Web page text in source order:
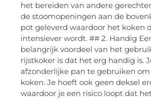
het bereiden van andere
de stoomopeningen aan de
pot geleverd waardoor het koken
intensiever wordt. ## 2. Handig
belangrijk voordeel van het
rijstkoker is dat het erg handig is.
afzonderlijke pan te gebruiken
koken. Je hoeft ook geen deksel
waardoor je een risico loopt dat